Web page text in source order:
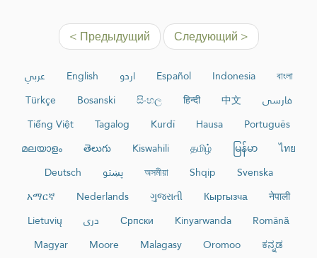
< Предыдущий Следующий >
عربي English اردو Español Indonesia
বাংলা
Türkçe
Bosanski සිංහල हिन्दी 中文
فارسی
Tiếng Việt
Tagalog Kurdî Hausa
Português
മലയാളം
తెలుగు Kiswahili தமிழ் မြန်မာ
ไทย
Deutsch
پښتو অসমীয়া Shqip
Svenska
አማርኛ
Nederlands ગુજરાતી Кыргызча
नेपाली
Lietuvių
دری Српски Kinyarwanda
Română
Magyar
Moore Malagasy Oromoo
ಕನ್ನಡ